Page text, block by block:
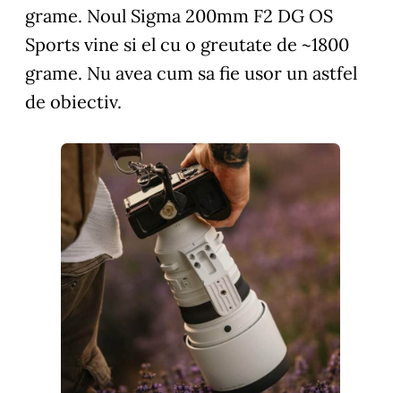
grame. Noul Sigma 200mm F2 DG OS
Sports vine si el cu o greutate de ~1800
grame. Nu avea cum sa fie usor un astfel
de obiectiv.